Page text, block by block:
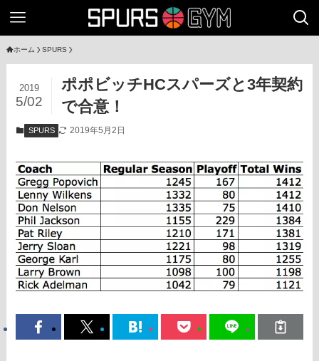
ホーム SPURS
ポポビッチHCスパーズと3年契約
で合意！
2019
5/02
SPURS 2019年5月2日